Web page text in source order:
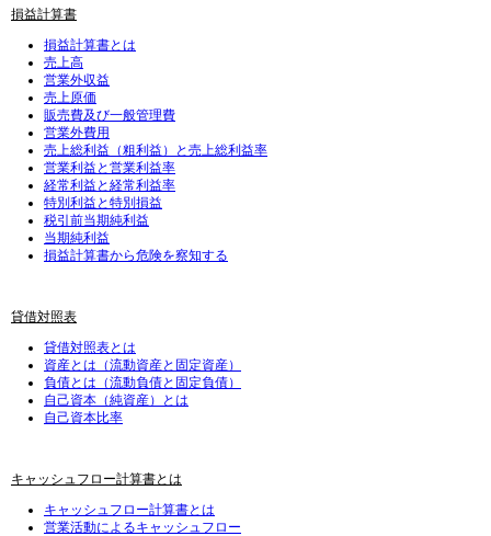
損益計算書
損益計算書とは
売上高
営業外収益
売上原価
販売費及び一般管理費
営業外費用
売上総利益（粗利益）と売上総利益率
営業利益と営業利益率
経常利益と経常利益率
特別利益と特別損益
税引前当期純利益
当期純利益
損益計算書から危険を察知する
貸借対照表
貸借対照表とは
資産とは（流動資産と固定資産）
負債とは（流動負債と固定負債）
自己資本（純資産）とは
自己資本比率
キャッシュフロー計算書とは
キャッシュフロー計算書とは
営業活動によるキャッシュフロー